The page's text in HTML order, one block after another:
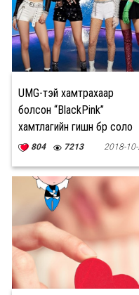
UMG-тэй хамтрахаар
болсон “BlackPink”
хамтлагийн гишүүн бүр соло
дуу гаргана
804 7213 2018-